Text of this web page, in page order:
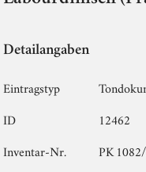
Detailangaben
Eintragstyp
ID
12462
Inventar-Nr.
PK